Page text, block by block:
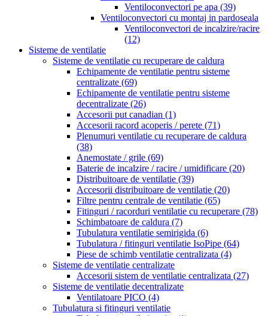
Ventiloconvectori pe apa (39)
Ventiloconvectori cu montaj in pardoseala
Ventiloconvectori de incalzire/racire
(12)
Sisteme de ventilatie
Sisteme de ventilatie cu recuperare de caldura
Echipamente de ventilatie pentru sisteme
centralizate (69)
Echipamente de ventilatie pentru sisteme
decentralizate (26)
Accesorii put canadian (1)
Accesorii racord acoperis / perete (71)
Plenumuri ventilatie cu recuperare de caldura
(38)
Anemostate / grile (69)
Baterie de incalzire / racire / umidificare (20)
Distribuitoare de ventilatie (39)
Accesorii distribuitoare de ventilatie (20)
Filtre pentru centrale de ventilatie (65)
Fitinguri / racorduri ventilatie cu recuperare (78)
Schimbatoare de caldura (7)
Tubulatura ventilatie semirigida (6)
Tubulatura / fitinguri ventilatie IsoPipe (64)
Piese de schimb ventilatie centralizata (4)
Sisteme de ventilatie centralizate
Accesorii sistem de ventilatie centralizata (27)
Sisteme de ventilatie decentralizate
Ventilatoare PICO (4)
Tubulatura si fitinguri ventilatie